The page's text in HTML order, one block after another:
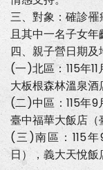
活
動
三、對象：確診罹
且其中一名子女年
四、親子營日期及
(一)北區：115年
大板根森林溫泉酒
(二)中區：115年
臺中福華大飯店（
(三)南區：115
日），義大天悅